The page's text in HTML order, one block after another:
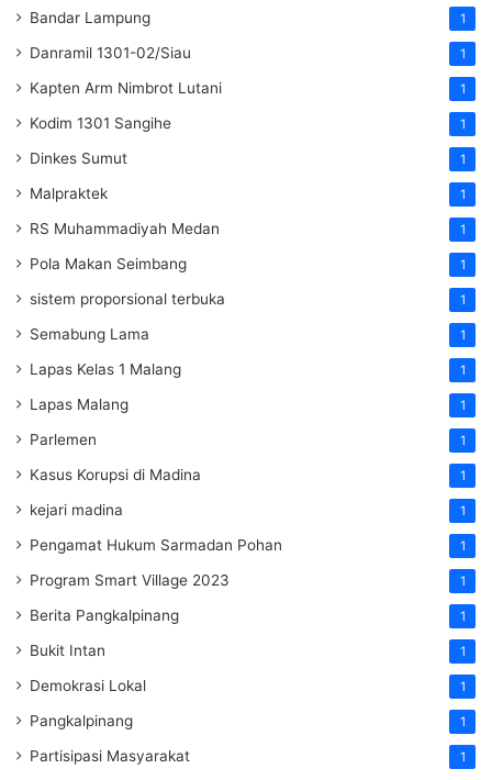
Bandar Lampung 1
Danramil 1301-02/Siau 1
Kapten Arm Nimbrot Lutani 1
Kodim 1301 Sangihe 1
Dinkes Sumut 1
Malpraktek 1
RS Muhammadiyah Medan 1
Pola Makan Seimbang 1
sistem proporsional terbuka 1
Semabung Lama 1
Lapas Kelas 1 Malang 1
Lapas Malang 1
Parlemen 1
Kasus Korupsi di Madina 1
kejari madina 1
Pengamat Hukum Sarmadan Pohan 1
Program Smart Village 2023 1
Berita Pangkalpinang 1
Bukit Intan 1
Demokrasi Lokal 1
Pangkalpinang 1
Partisipasi Masyarakat 1